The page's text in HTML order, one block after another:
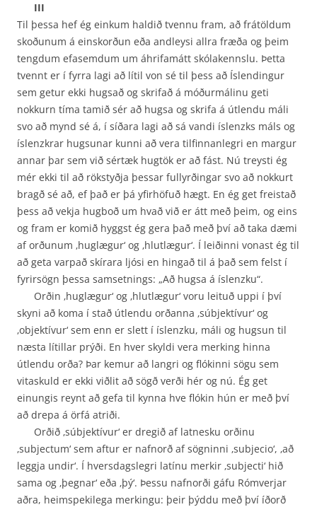
III
Til þessa hef ég einkum haldið tvennu fram, að frátöldum
skoðunum á einskorðun eða andleysi allra fræða og þeim
tengdum efasemdum um áhrifamátt skólakennslu. Þetta
tvennt er í fyrra lagi að lítil von sé til þess að Íslendingur
sem getur ekki hugsað og skrifað á móðurmálinu geti
nokkurn tíma tamið sér að hugsa og skrifa á útlendu máli
svo að mynd sé á, í síðara lagi að sá vandi íslenzks máls og
íslenzkrar hugsunar kunni að vera tilfinnanlegri en margur
annar þar sem við sértæk hugtök er að fást. Nú treysti ég
mér ekki til að rökstyðja þessar fullyrðingar svo að nokkurt
bragð sé að, ef það er þá yfirhöfuð hægt. En ég get freistað
þess að vekja hugboð um hvað við er átt með þeim, og eins
og fram er komið hyggst ég gera það með því að taka dæmi
af orðunum ‚huglægur‘ og ‚hlutlægur‘. Í leiðinni vonast ég til
að geta varpað skírara ljósi en hingað til á það sem felst í
fyrirsögn þessa samsetnings: „Að hugsa á íslenzku“.
Orðin ‚huglægur‘ og ‚hlutlægur‘ voru leituð uppi í því
skyni að koma í stað útlendu orðanna ‚súbjektívur‘ og
‚objektívur‘ sem enn er slett í íslenzku, máli og hugsun til
næsta lítillar prýði. En hver skyldi vera merking hinna
útlendu orða? Þar kemur að langri og flókinni sögu sem
vitaskuld er ekki viðlit að sögð verði hér og nú. Ég get
einungis reynt að gefa til kynna hve flókin hún er með því
að drepa á örfá atriði.
Orðið ‚súbjektívur‘ er dregið af latnesku orðinu
‚subjectum‘ sem aftur er nafnorð af sögninni ‚subjecio‘, ‚að
leggja undir‘. Í hversdagslegri latínu merkir ‚subjecti‘ hið
sama og ‚þegnar‘ eða ‚þý‘. Þessu nafnorði gáfu Rómverjar
aðra, heimspekilega merkingu: þeir þýddu með því íðorð